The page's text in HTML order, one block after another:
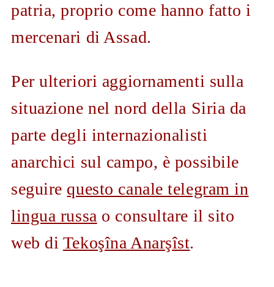
patria, proprio come hanno fatto i
mercenari di Assad.
Per ulteriori aggiornamenti sulla
situazione nel nord della Siria da
parte degli internazionalisti
anarchici sul campo, è possibile
seguire questo canale telegram in
lingua russa o consultare il sito
web di Tekoşîna Anarşîst.